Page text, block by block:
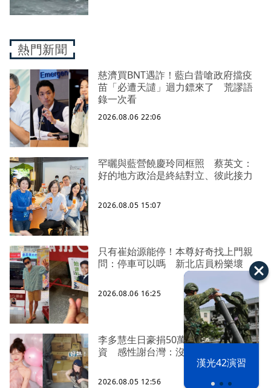
漢光42演習
熱門新聞
慈濟買BNT遇詐！藍白昔嗆政府擋疫
苗「必遭天譴」迴力鏢來了 荒謬語
錄一次看
2026.08.06 22:06
罕曬與藍營饒慶玲同框照 蔡英文：
好的地方政治是終結對立、彼此接力
2026.08.05 15:07
只有崔始源能停！本尊好奇找上門親
問：停車可以嗎 新北店員粉樂壞
2026.08.06 16:25
李多慧生日豪捐50萬、親搭卡車送物
資 感性謝台灣：沒有大家就沒我
2026.08.05 12:56